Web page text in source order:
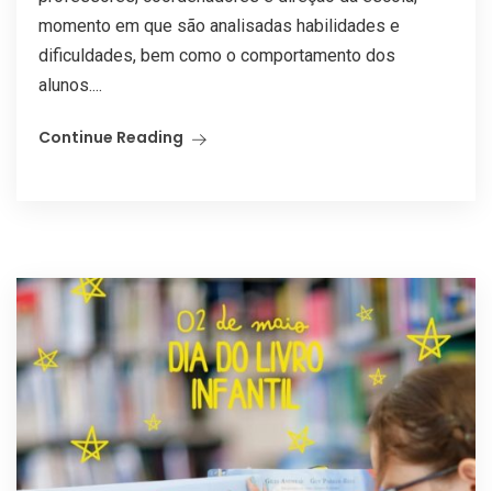
momento em que são analisadas habilidades e
dificuldades, bem como o comportamento dos
alunos....
Continue Reading